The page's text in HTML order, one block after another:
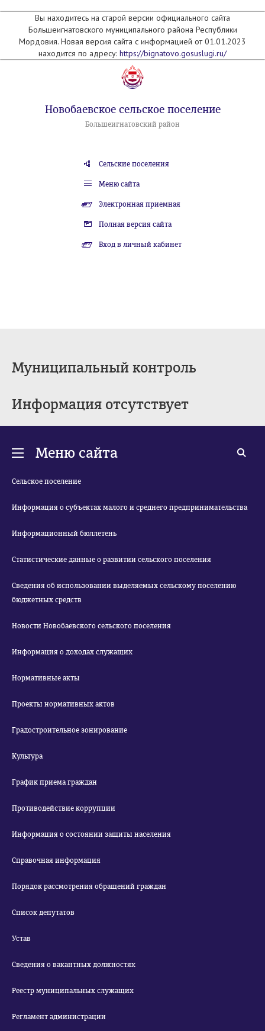
Вы находитесь на старой версии официального сайта
Большеигнатовского муниципального района Республики
Мордовия. Новая версия сайта с информацией от 01.01.2023
находится по адресу: https://bignatovo.gosuslugi.ru/
Новобаевское сельское поселение
Большеигнатовский район
Сельские поселения
Меню сайта
Электронная приемная
Полная версия сайта
Вход в личный кабинет
Муниципальный контроль
Информация отсутствует
Меню сайта
Сельское поселение
Информация о субъектах малого и среднего предпринимательства
Информационный бюллетень
Статистические данные о развитии сельского поселения
Сведения об использовании выделяемых сельскому поселению
бюджетных средств
Новости Новобаевского сельского поселения
Информация о доходах служащих
Нормативные акты
Проекты нормативных актов
Градостроительное зонирование
Культура
График приема граждан
Противодействие коррупции
Информация о состоянии защиты населения
Справочная информация
Порядок рассмотрения обращений граждан
Список депутатов
Устав
Сведения о вакантных должностях
Реестр муниципальных служащих
Регламент администрации